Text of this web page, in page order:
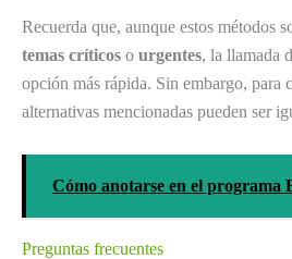
Recuerda que, aunque estos métodos
temas críticos o urgentes, la llamada
opción más rápida. Sin embargo, para
alternativas mencionadas pueden ser
Cómo anotarse en el programa
Preguntas frecuentes